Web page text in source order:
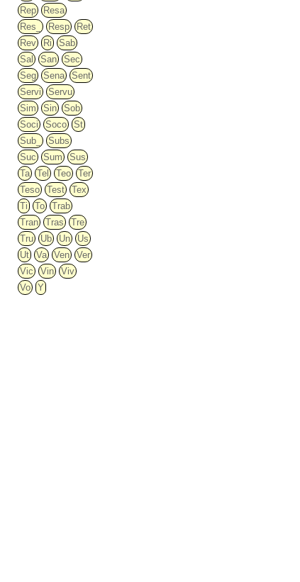
Rep
Resa
Res_
Resp
Ret
Rev
Ri
Sab
Sal
San
Sec
Seg
Sena
Sent
Servi
Servu
Sim
Sin
Sob
Soci
Soco
St
Sub_
Subs
Suc
Sum
Sus
Ta
Tel Teo
Ter
Teso
Test
Tex
Ti
To
Trab
Tran
Tras
Tre
Tru
Ub Un
Us
Ut
Va Ven
Ver
Vic
Vin
Viv
Vo
Y